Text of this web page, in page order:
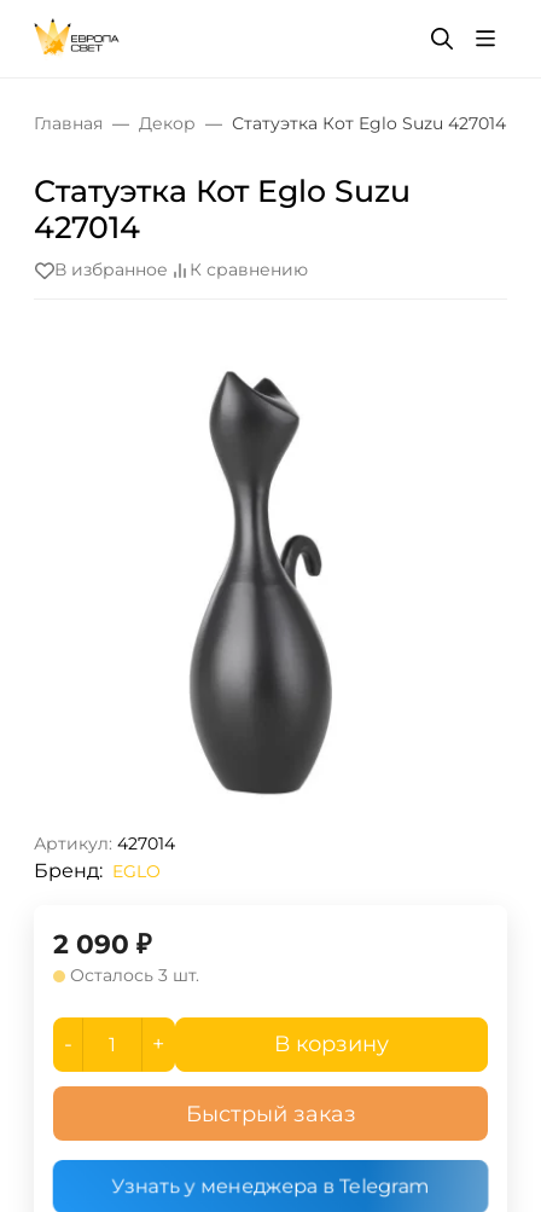
Главная Декор Статуэтка Кот Eglo Suzu 427014
Статуэтка Кот Eglo Suzu
427014
В избранное К сравнению
Артикул: 427014
Бренд: EGLO
2 090 ₽
Осталось 3 шт.
- + В корзину
Быстрый заказ
Узнать у менеджера в Telegram